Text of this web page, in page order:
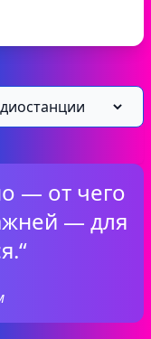
— от чего
— для